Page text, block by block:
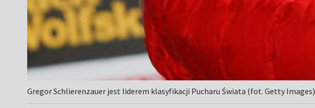
Gregor Schlierenzauer jest liderem klasyfikacji Pucharu Świata (fot. Getty Images)